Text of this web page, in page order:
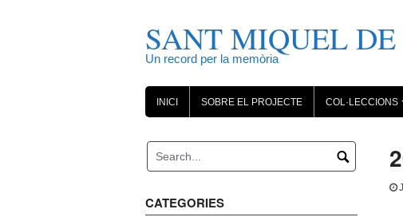
SANT MIQUEL
Un record per la memòria
INICI SOBRE EL PROJECTE COL·LECCIONS
CATEGORIES